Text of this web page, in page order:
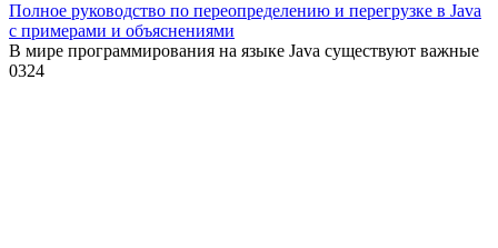
Полное руководство по переопределению и перегрузке в Java
с примерами и объяснениями
В мире программирования на языке Java существуют важные
0324